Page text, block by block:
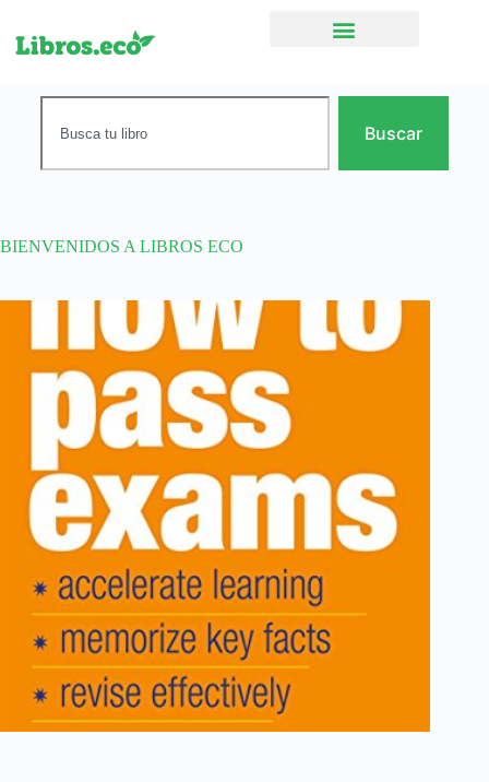
Buscar
BIENVENIDOS A LIBROS ECO